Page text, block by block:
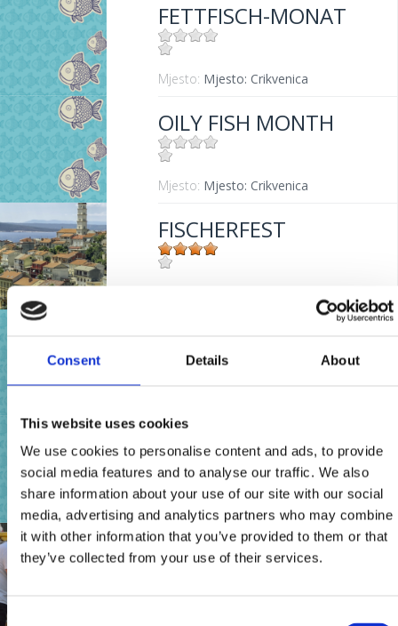
Consent Details About
This website uses cookies
We use cookies to personalise content and ads, to provide
social media features and to analyse our traffic. We also
share information about your use of our site with our social
media, advertising and analytics partners who may combine
it with other information that you’ve provided to them or that
they’ve collected from your use of their services.
Consent
FETTFISCH-MONAT
Mjesto: Mjesto: Crikvenica
OILY FISH MONTH
Mjesto: Mjesto: Crikvenica
FISCHERFEST
MESE DEL PESCE
AZZURRO
Mjesto:Mjesto: Crikvenica
FISH FESTIVAL -
JADRANOVO